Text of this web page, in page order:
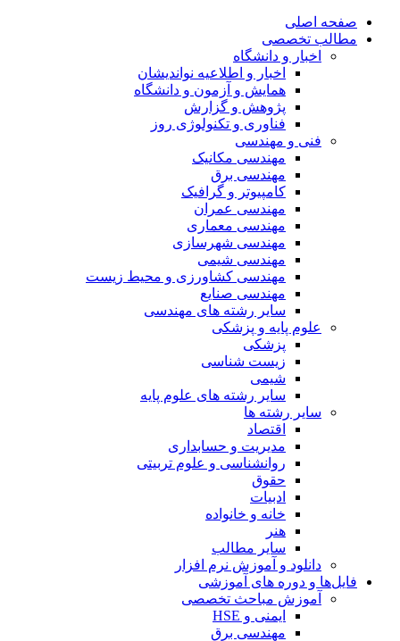
صفحه اصلی
مطالب تخصصی
اخبار و دانشگاه
اخبار و اطلاعیه نواندیشان
همایش و آزمون و دانشگاه
پژوهش و گزارش
فناوری و تکنولوژی روز
فنی و مهندسی
مهندسی مکانیک
مهندسی برق
کامپیوتر و گرافیک
مهندسی عمران
مهندسی معماری
مهندسی شهرسازی
مهندسی شیمی
مهندسی کشاورزی و محیط زیست
مهندسی صنایع
سایر رشته های مهندسی
علوم پایه و پزشکی
پزشکی
زیست شناسی
شیمی
سایر رشته های علوم پایه
سایر رشته ها
اقتصاد
مدیریت و حسابداری
روانشناسی و علوم تربیتی
حقوق
ادبیات
خانه و خانواده
هنر
سایر مطالب
دانلود و آموزش نرم افزار
فایل‌ها و دوره های آموزشی
آموزش مباحث تخصصی
ایمنی و HSE
مهندسی برق